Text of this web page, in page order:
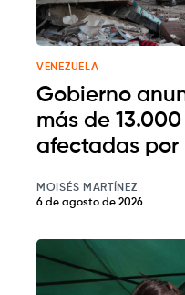
VENEZUELA
Gobierno
más de
afectadas por
MOISÉS MARTÍNEZ
6 de agosto de 2026